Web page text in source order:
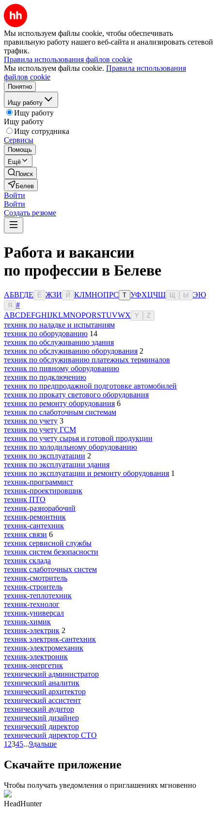
Мы используем файлы cookie, чтобы обеспечивать
правильную работу нашего веб-сайта и анализировать сетевой
трафик.
Правила использования файлов cookie
Мы используем файлы cookie. Правила использования
файлов cookie
Понятно
Ищу работу
Ищу работу
Ищу работу
Ищу сотрудника
Сервисы
Помощь
Ещё
Поиск
Белев
Войти
Войти
Создать резюме
Работа и вакансии
по профессии в Белеве
АБВГДЕ Ё ЖЗИ Й КЛМНОПРС Т УФХЦЧШ Ы ЭЮ
Я
#
ABCDEFGHIJKLMNOPQRSTUVWX Y Z
техник по наладке и испытаниям
техник по оборудованию 14
техник по обслуживанию здания
техник по обслуживанию оборудования 2
техник по обслуживанию платежных терминалов
техник по пивному оборудованию
техник по подключению
техник по предпродажной подготовке автомобилей
техник по прокату светового оборудования
техник по ремонту оборудования 6
техник по слаботочным системам
техник по учету 3
техник по учету ГСМ
техник по учету сырья и готовой продукции
техник по холодильному оборудованию
техник по эксплуатации 2
техник по эксплуатации здания
техник по эксплуатации и ремонту оборудования 1
техник-программист
техник-проектировщик
техник ПТО
техник-разнорабочий
техник-ремонтник
техник-сантехник
техник связи 6
техник сервисной службы
техник систем безопасности
техник склада
техник слаботочных систем
техник-смотритель
техник-строитель
техник-теплотехник
техник-технолог
техник-универсал
техник-химик
техник-электрик 2
техник электрик-сантехник
техник-электромеханик
техник-электроник
техник-энергетик
технический администратор
технический аналитик
технический архитектор
технический ассистент
технический аудитор
технический дизайнер
технический директор
технический директор CTO
1 2345...9дальше
Скачайте приложение
Чтобы получать уведомления о приглашениях мгновенно
HeadHunter